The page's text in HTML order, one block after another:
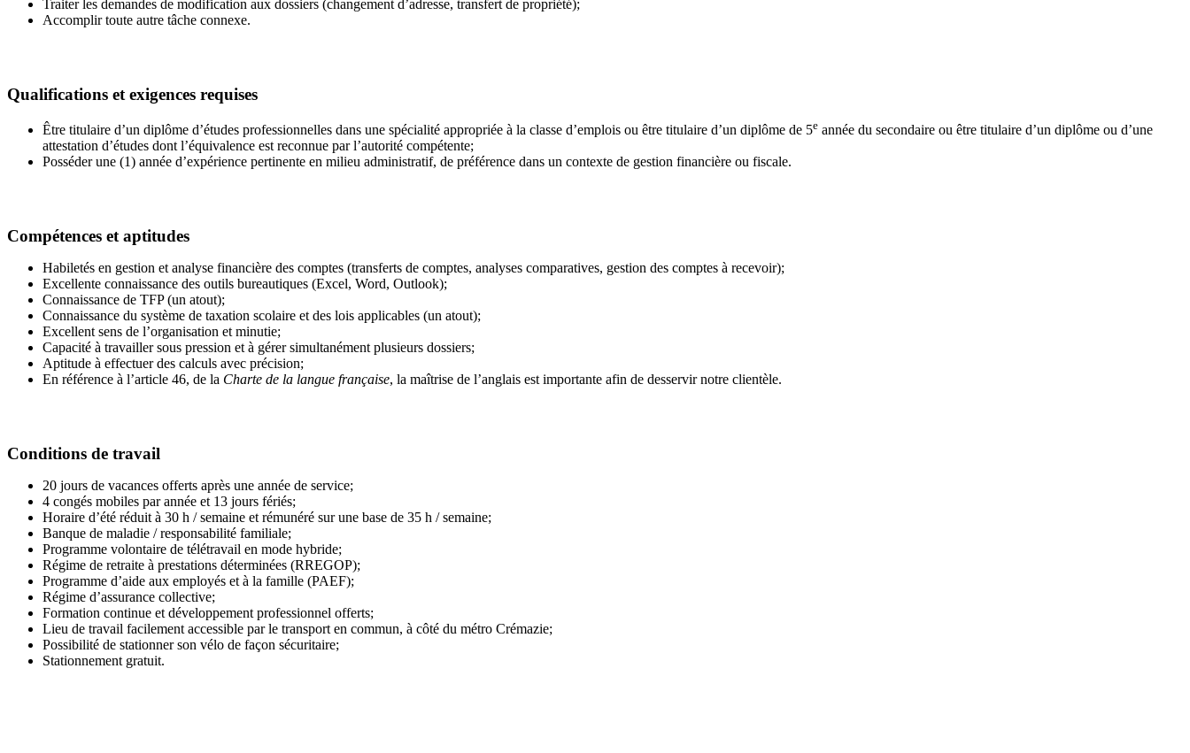
Traiter les demandes de modification aux dossiers (changement d’adresse, transfert de propriété);
Accomplir toute autre tâche connexe.
Qualifications et exigences requises
Être titulaire d’un diplôme d’études professionnelles dans une spécialité appropriée à la classe d’emplois ou être titulaire d’un diplôme de 5e année du secondaire ou être titulaire d’un diplôme ou d’une
attestation d’études dont l’équivalence est reconnue par l’autorité compétente;
Posséder une (1) année d’expérience pertinente en milieu administratif, de préférence dans un contexte de gestion financière ou fiscale.
Compétences et aptitudes
Habiletés en gestion et analyse financière des comptes (transferts de comptes, analyses comparatives, gestion des comptes à recevoir);
Excellente connaissance des outils bureautiques (Excel, Word, Outlook);
Connaissance de TFP (un atout);
Connaissance du système de taxation scolaire et des lois applicables (un atout);
Excellent sens de l’organisation et minutie;
Capacité à travailler sous pression et à gérer simultanément plusieurs dossiers;
Aptitude à effectuer des calculs avec précision;
En référence à l’article 46, de la Charte de la langue française, la maîtrise de l’anglais est importante afin de desservir notre clientèle.
Conditions de travail
20 jours de vacances offerts après une année de service;
4 congés mobiles par année et 13 jours fériés;
Horaire d’été réduit à 30 h / semaine et rémunéré sur une base de 35 h / semaine;
Banque de maladie / responsabilité familiale;
Programme volontaire de télétravail en mode hybride;
Régime de retraite à prestations déterminées (RREGOP);
Programme d’aide aux employés et à la famille (PAEF);
Régime d’assurance collective;
Formation continue et développement professionnel offerts;
Lieu de travail facilement accessible par le transport en commun, à côté du métro Crémazie;
Possibilité de stationner son vélo de façon sécuritaire;
Stationnement gratuit.